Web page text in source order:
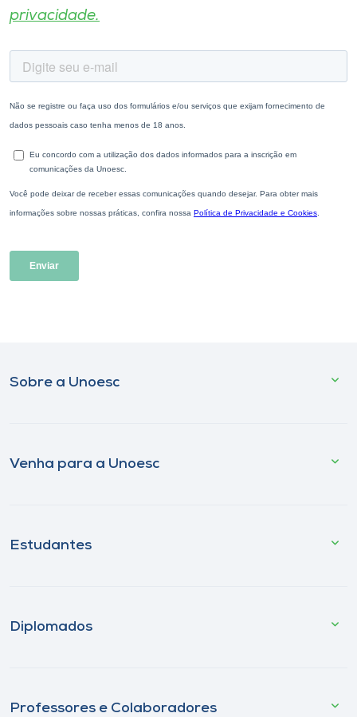
privacidade.
Sobre a Unoesc
Venha para a Unoesc
Estudantes
Diplomados
Professores e Colaboradores